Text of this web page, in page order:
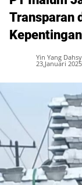
Transparan
Kepentingan
Yin Yang
23,Januari